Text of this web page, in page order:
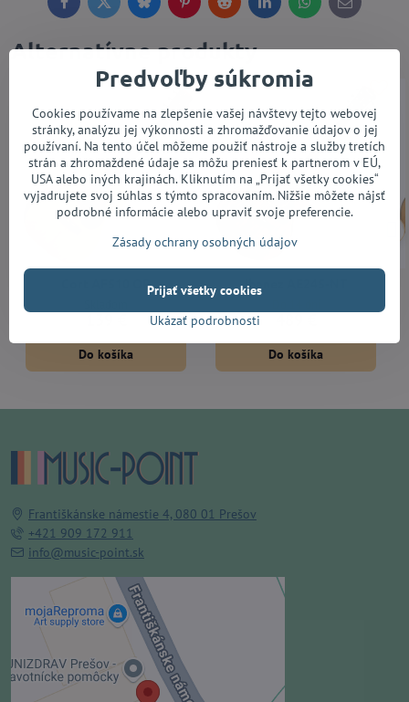
FacebookTwitterBlueskyPinterestReddit LinkedInWhatsApp
E-
mail
Alternatívne produkty
Cort AF510 OP
Do košíka
Ibanez AE245-NT
Do košíka
Františkánske námestie 4, 080 01 Prešov
+421 909 172 911
info@music-point.sk
Externý obsah je blokovaný
Voľbami súkromia
Prajete si načítať externý obsah?
Predvoľby súkromia
Cookies používame na zlepšenie vašej návštevy tejto webovej
stránky, analýzu jej výkonnosti a zhromažďovanie údajov o jej
používaní. Na tento účel môžeme použiť nástroje a služby tretích
strán a zhromaždené údaje sa môžu preniesť k partnerom v EÚ,
USA alebo iných krajinách. Kliknutím na „Prijať všetky cookies“
vyjadrujete svoj súhlas s týmto spracovaním. Nižšie môžete nájsť
podrobné informácie alebo upraviť svoje preferencie.
Zásady ochrany osobných údajov
Ukázať podrobnosti
Prijať všetky cookies